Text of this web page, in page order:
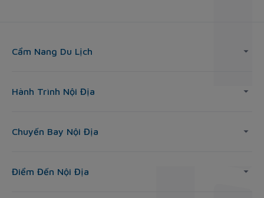
Cẩm Nang Du Lịch
Hành Trình Nội Địa
Chuyến Bay Nội Địa
Điểm Đến Nội Địa